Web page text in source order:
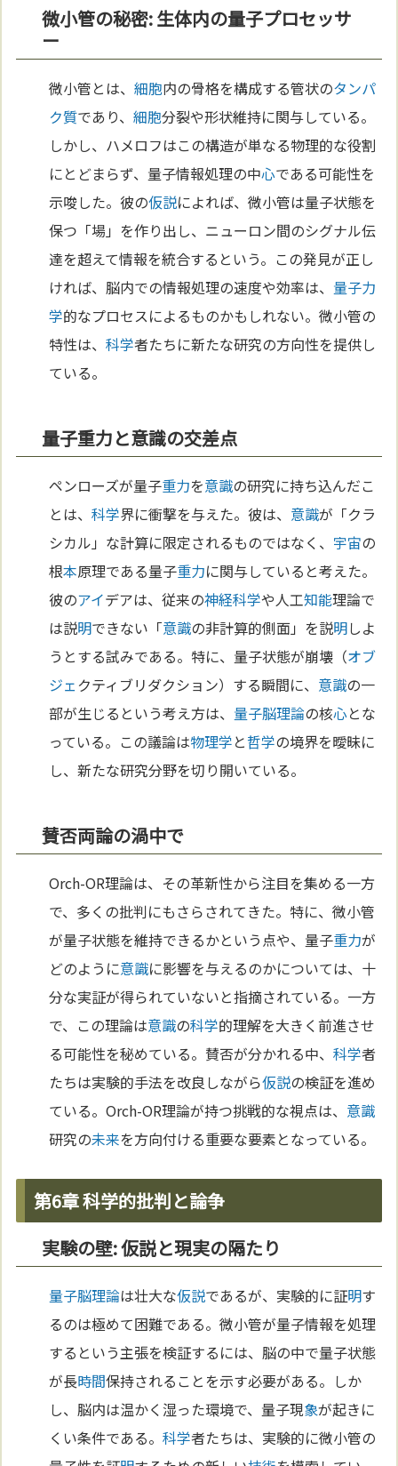
微小管の秘密: 生体内の量子プロセッサ
ー
微小管とは、細胞内の骨格を構成する管状のタンパ
ク質であり、細胞分裂や形状維持に関与している。
しかし、ハメロフはこの構造が単なる物理的な役割
にとどまらず、量子情報処理の中心である可能性を
示唆した。彼の仮説によれば、微小管は量子状態を
保つ「場」を作り出し、ニューロン間のシグナル伝
達を超えて情報を統合するという。この発見が正し
ければ、脳内での情報処理の速度や効率は、 量子力
学的なプロセスによるものかもしれない。微小管の
特性は、科学者たちに新たな研究の方向性を提供し
ている。
量子重力と意識の交差点
ペンローズが量子重力を意識の研究に持ち込んだこ
とは、科学界に衝撃を与えた。彼は、 意識が「クラ
シカル」な計算に限定されるものではなく、 宇宙の
根本原理である量子重力に関与していると考えた。
彼のアイデアは、従来の神経科学や人工知能理論で
は説明できない「意識の非計算的側面」を説明しよ
うとする試みである。特に、量子状態が崩壊（オブ
ジェ クティブリダクション）する瞬間に、 意識の一
部が生じるという考え方は、 量子脳理論の核心とな
っている。この議論は物理学と哲学の境界を曖昧に
し、新たな研究分野を切り開いている。
賛否両論の渦中で
Orch-OR理論は、その革新性から注目を集める一方
で、多くの批判にもさらされてきた。特に、微小管
が量子状態を維持できるかという点や、量子重力が
どのように意識に影響を与えるのかについては、十
分な実証が得られていないと指摘されている。一方
で、この理論は意識の科学的理解を大きく前進させ
る可能性を秘めている。賛否が分かれる中、科学者
たちは実験的手法を改良しながら仮説の検証を進め
ている。Orch-OR理論が持つ挑戦的な視点は、 意識
研究の未来を方向付ける重要な要素となっている。
第6章 科学的批判と論争
実験の壁: 仮説と現実の隔たり
量子脳理論は壮大な仮説であるが、実験的に証明す
るのは極めて困難である。微小管が量子情報を処理
するという主張を検証するには、脳の中で量子状態
が長時間保持されることを示す必要がある。しか
し、脳内は温かく湿った環境で、量子現象が起きに
くい条件である。科学者たちは、実験的に微小管の